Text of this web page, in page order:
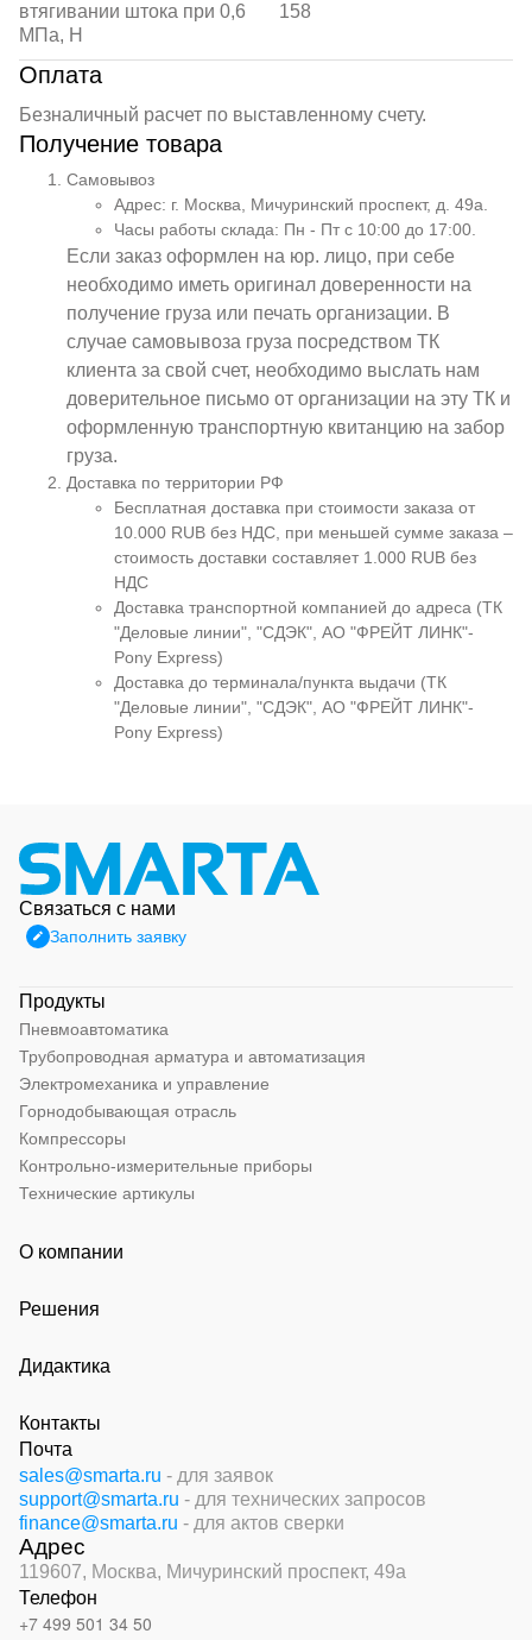
втягивании штока при 0,6
МПа, Н
158
Оплата
Безналичный расчет по выставленному счету.
Получение товара
Самовывоз
Адрес: г. Москва, Мичуринский проспект, д. 49а.
Часы работы склада: Пн - Пт с 10:00 до 17:00.
Если заказ оформлен на юр. лицо, при себе
необходимо иметь оригинал доверенности на
получение груза или печать организации. В
случае самовывоза груза посредством ТК
клиента за свой счет, необходимо выслать нам
доверительное письмо от организации на эту ТК и
оформленную транспортную квитанцию на забор
груза.
Доставка по территории РФ
Бесплатная доставка при стоимости заказа от
10.000 RUB без НДС, при меньшей сумме заказа –
стоимость доставки составляет 1.000 RUB без
НДС
Доставка транспортной компанией до адреса (ТК
"Деловые линии", "СДЭК", АО "ФРЕЙТ ЛИНК"-
Pony Express)
Доставка до терминала/пункта выдачи (ТК
"Деловые линии", "СДЭК", АО "ФРЕЙТ ЛИНК"-
Pony Express)
Связаться с нами
Заполнить заявку
Продукты
Пневмоавтоматика
Трубопроводная арматура и автоматизация
Электромеханика и управление
Горнодобывающая отрасль
Компрессоры
Контрольно-измерительные приборы
Технические артикулы
О компании
Решения
Дидактика
Контакты
Почта
sales@smarta.ru - для заявок
support@smarta.ru - для технических запросов
finance@smarta.ru - для актов сверки
Адрес
119607, Москва, Мичуринский проспект, 49а
Телефон
+7 499 501 34 50